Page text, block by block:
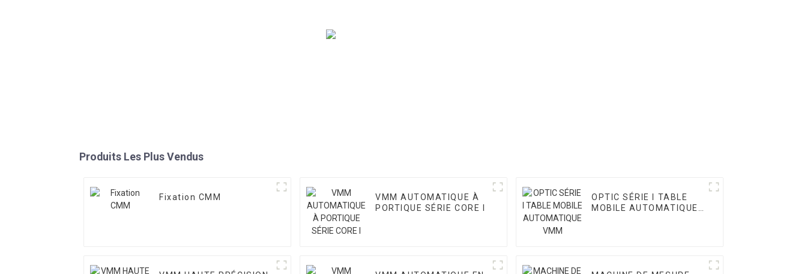
Produits Les Plus Vendus
Fixation CMM
VMM AUTOMATIQUE À
PORTIQUE SÉRIE CORE I
OPTIC SÉRIE I TABLE
MOBILE AUTOMATIQUE